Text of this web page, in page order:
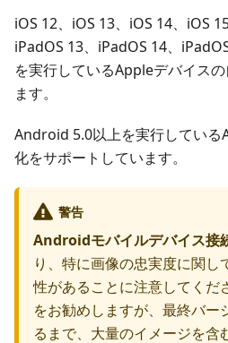
iOS 12、iOS 13、iOS 14、iOS
iPadOS 13、iPadOS 14、
を実行しているAppleデバイス
ます。
Android 5.0以上を実行してい
化をサポートしています。
警告
Androidモバイルデバイス接
り、特に画像の忠実度に関し
性があることに注意してくだ
をお勧めしますが、最終バー
るまで、大量のイメージを含